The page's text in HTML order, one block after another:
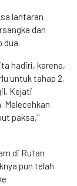
lantaran
dan
dua.
hadiri, karena,
untuk tahap 2.
Kejati
Melecehkan
paksa,"
di Rutan
pun telah